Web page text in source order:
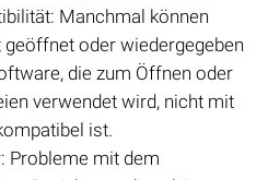
Manchmal können
geöffnet oder wiedergegeben
die zum Öffnen oder
verwendet wird, nicht mit
ist.
Probleme mit dem